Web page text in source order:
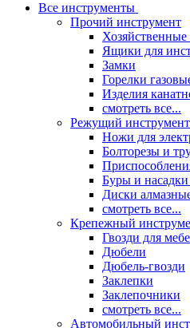
Все инструменты
Прочий инструмент
Ящики для
Замки
Горелки
Изделия
смотреть все...
Режущий инструмент
Ножи для
Болторезы и
Буры и насадки
Диски
смотреть все...
Крепежный
Гвозди для
Дюбели
Дюбель-гвозди
Заклепки
Заклепочники
смотреть все...
Автомобильный